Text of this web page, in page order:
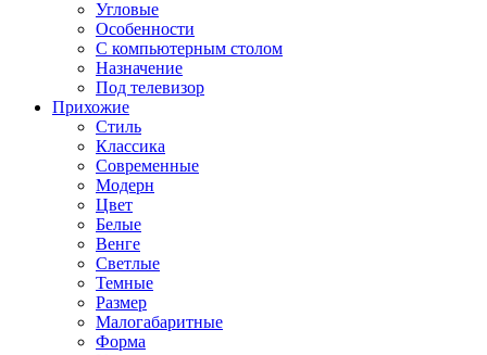
Угловые
Особенности
С компьютерным столом
Назначение
Под телевизор
Прихожие
Стиль
Классика
Современные
Модерн
Цвет
Белые
Венге
Светлые
Темные
Размер
Малогабаритные
Форма